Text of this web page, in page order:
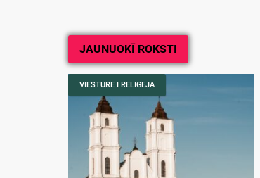
JAUNUOKĪ ROKSTI
VIESTURE I RELIGEJA